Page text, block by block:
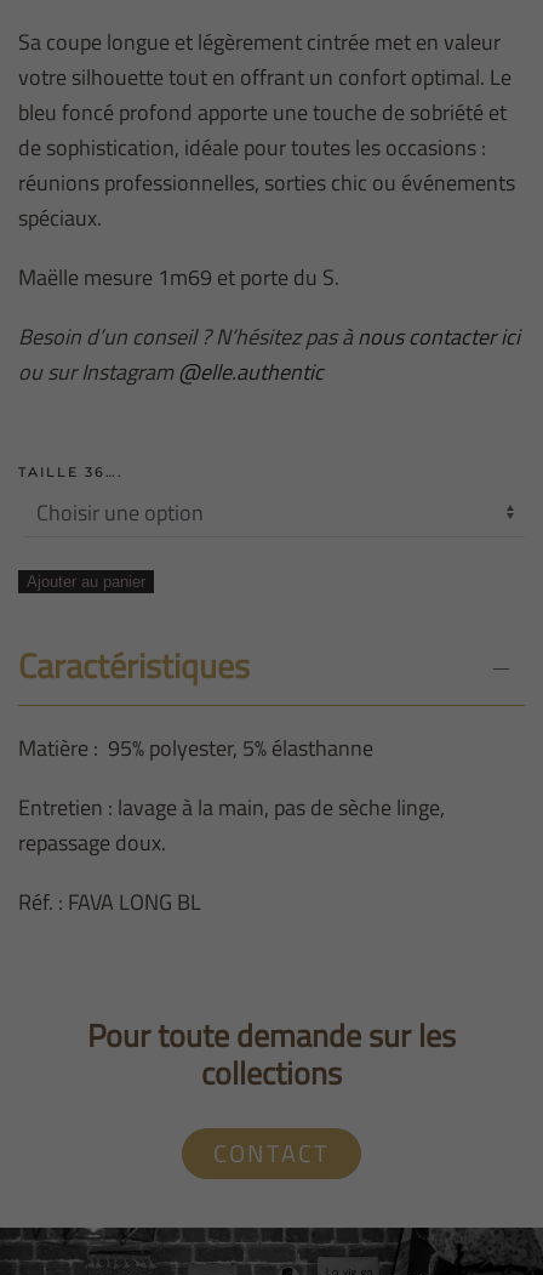
Sa coupe longue et légèrement cintrée met en valeur
votre silhouette tout en offrant un confort optimal. Le
bleu foncé profond apporte une touche de sobriété et
de sophistication, idéale pour toutes les occasions :
réunions professionnelles, sorties chic ou événements
spéciaux.
Maëlle mesure 1m69 et porte du S.
Besoin d’un conseil ? N’hésitez pas ànous contacter ici
ou sur Instagram@elle.authentic
TAILLE 36….
quantité
VESTE
BLAZER
DARK
Ajouter au panier
Caractéristiques
Matière : 95% polyester, 5% élasthanne
Entretien : lavage à la main, pas de sèche linge,
repassage doux.
Réf. : FAVA LONG BL
Pour toute demande sur les
collections
CONTACT